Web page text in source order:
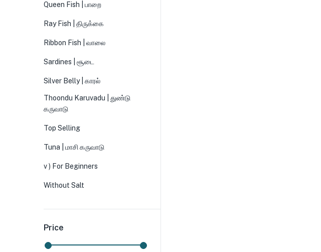
Queen Fish | பாறை
Ray Fish | திருக்கை
Ribbon Fish | வாலை
Sardines | சூடை
Silver Belly | காரல்
Thoondu Karuvadu | துண்டு
கருவாடு
Top Selling
Tuna | மாசி கருவாடு
v ) For Beginners
Without Salt
Price